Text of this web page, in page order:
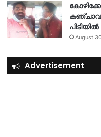
പിടിയിൽ
August
Advertisement